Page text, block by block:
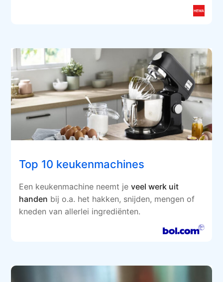
Top 10 keukenmachines
Een keukenmachine neemt jeveel werk uit
handen bij o.a. het hakken, snijden, mengen of
kneden van allerlei ingrediënten.